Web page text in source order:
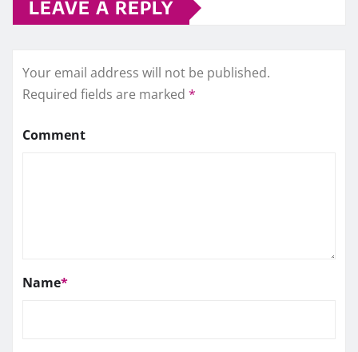
LEAVE A REPLY
Your email address will not be published.
Required fields are marked *
Comment
Name*